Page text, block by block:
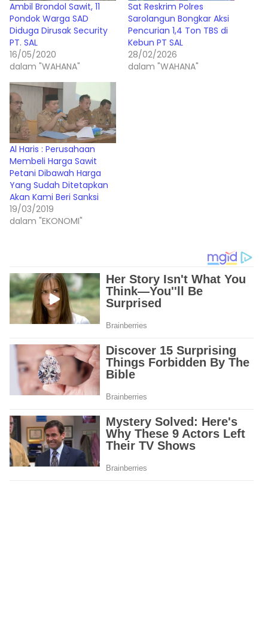
Ambil Brondol Sawit, 11
Pondok Warga SAD
Diduga Dirusak Security
PT. SAL
16/05/2020
dalam "WAHANA"
Sat Reskrim Polres
Sarolangun Bongkar Aksi
Pencurian 1,4 Ton TBS di
Kebun PT SAL
28/02/2026
dalam "WAHANA"
Al Haris : Perusahaan
Membeli Harga Sawit
Petani Dibawah Harga
Yang Sudah Ditetapkan
Akan Kami Beri Sanksi
19/03/2019
dalam "EKONOMI"